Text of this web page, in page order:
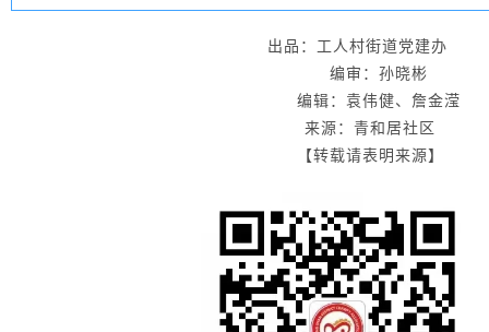
出品：工人村街道党建办
编审：孙晓彬
编辑：袁伟健、詹金滢
来源：青和居社区
【转载请表明来源】